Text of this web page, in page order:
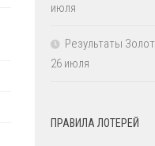
июля
Результаты
26 июля
ПРАВИЛА ЛОТЕРЕЙ